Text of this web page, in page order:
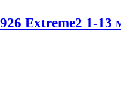
Extreme2 1-13